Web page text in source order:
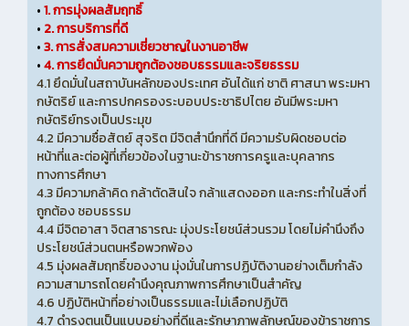
•1. การมุ่งผลสัมฤทธิ์
• 2. การบริการที่ดี
•3. การสั่งสมความเชี่ยวชาญในงานอาชีพ
•4. การยึดมั่นความถูกต้องชอบธรรมและจริยธรรม
4.1 ยึดมั่นในสถาบันหลักของประเทศ อันได้แก่ ชาติ ศาสนา พระมหา
กษัตริย์ และการปกครองระบอบประชาธิปไตย อันมีพระมหา
กษัตริย์ทรงเป็นประมุข
4.2 มีความซื่อสัตย์ สุจริต มีจิตสำนึกที่ดี มีความรับผิดชอบต่อ
หน้าที่และต่อผู้ที่เกี่ยวข้องในฐานะข้าราชการครูและบุคลากร
ทางการศึกษา
4.3 มีความกล้าคิด กล้าตัดสินใจ กล้าแสดงออก และกระทำในสิ่งที่
ถูกต้อง ชอบธรรม
4.4 มีจิตอาสา จิตสาธารณะ มุ่งประโยชน์ส่วนรวม โดยไม่คำนึงถึง
ประโยชน์ส่วนตนหรือพวกพ้อง
4.5 มุ่งผลสัมฤทธิ์ของงาน มุ่งมั่นในการปฏิบัติงานอย่างเต็มกำลัง
ความสามารถโดยคำนึงคุณภาพการศึกษาเป็นสำคัญ
4.6 ปฏิบัติหน้าที่อย่างเป็นธรรมและไม่เลือกปฏิบัติ
4.7 ดำรงตนเป็นแบบอย่างที่ดีและรักษาภาพลักษณ์ของข้าราชการ